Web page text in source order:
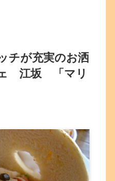
チが充実のお洒
江坂 「マリ